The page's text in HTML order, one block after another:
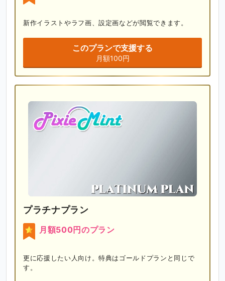
新作イラストやラフ画、設定画などが閲覧できます。
このプランで支援する
月額100円
プラチナプラン
月額500円のプラン
更に応援したい人向け。特典はゴールドプランと同じで
す。